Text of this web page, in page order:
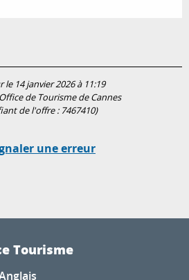
le 14 janvier 2026 à 11:19
de Tourisme de Cannes
de l'offre : 7467410)
une erreur
Tourisme